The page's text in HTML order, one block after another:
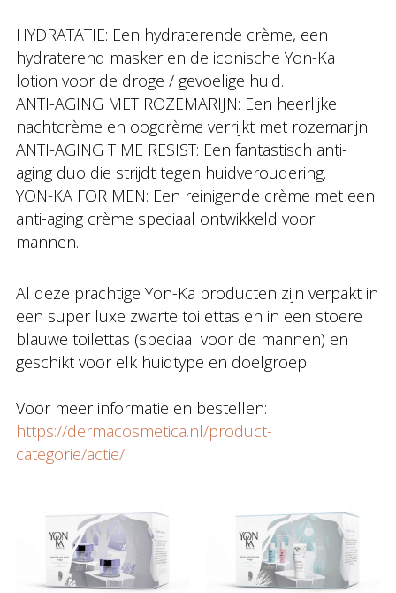
HYDRATATIE: Een hydraterende crème, een
hydraterend masker en de iconische Yon-Ka
lotion voor de droge / gevoelige huid.
ANTI-AGING MET ROZEMARIJN: Een heerlijke
nachtcrème en oogcrème verrijkt met rozemarijn.
ANTI-AGING TIME RESIST: Een fantastisch anti-
aging duo die strijdt tegen huidveroudering.
YON-KA FOR MEN: Een reinigende crème met een
anti-aging crème speciaal ontwikkeld voor
mannen.
Al deze prachtige Yon-Ka producten zijn verpakt in
een super luxe zwarte toilettas en in een stoere
blauwe toilettas (speciaal voor de mannen) en
geschikt voor elk huidtype en doelgroep.
Voor meer informatie en bestellen:
https://dermacosmetica.nl/product-
categorie/actie/